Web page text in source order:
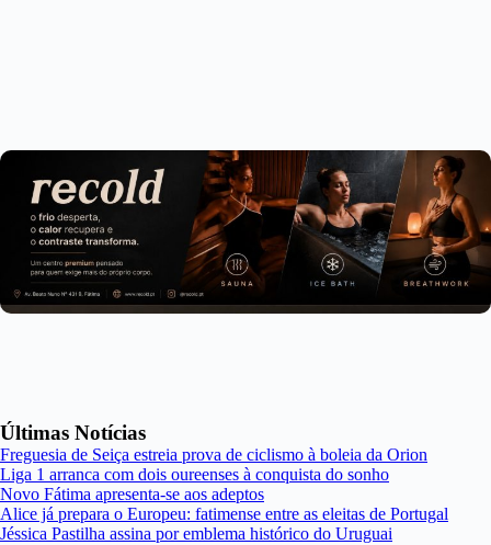
Últimas Notícias
Freguesia de Seiça estreia prova de ciclismo à boleia da Orion
Liga 1 arranca com dois oureenses à conquista do sonho
Novo Fátima apresenta-se aos adeptos
Alice já prepara o Europeu: fatimense entre as eleitas de Portugal
Jéssica Pastilha assina por emblema histórico do Uruguai